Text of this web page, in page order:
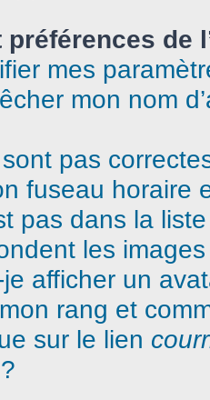
préférences de
mes
mon nom
pas
fuseau horaire
pas dans la
les
afficher un
rang et
sur le lien